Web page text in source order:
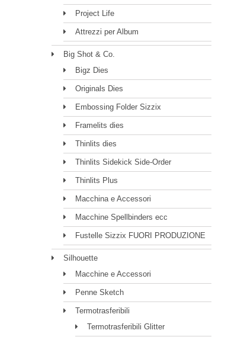
Project Life
Attrezzi per Album
Big Shot & Co.
Bigz Dies
Originals Dies
Embossing Folder Sizzix
Framelits dies
Thinlits dies
Thinlits Sidekick Side-Order
Thinlits Plus
Macchina e Accessori
Macchine Spellbinders ecc
Fustelle Sizzix FUORI PRODUZIONE
Silhouette
Macchine e Accessori
Penne Sketch
Termotrasferibili
Termotrasferibili Glitter